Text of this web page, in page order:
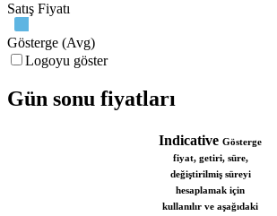
Satış Fiyatı
Gösterge (Avg)
Logoyu göster
Gün sonu fiyatları
Indicative Gösterge
fiyat, getiri, süre,
değiştirilmiş süreyi
hesaplamak için
kullanılır ve aşağıdaki